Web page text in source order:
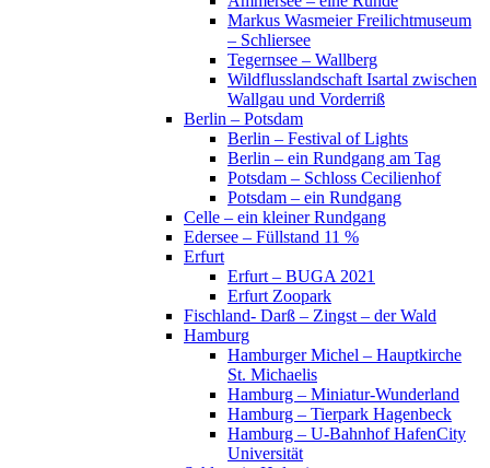
Markus Wasmeier Freilichtmuseum
– Schliersee
Tegernsee – Wallberg
Wildflusslandschaft Isartal zwischen
Wallgau und Vorderriß
Berlin – Potsdam
Berlin – Festival of Lights
Berlin – ein Rundgang am Tag
Potsdam – Schloss Cecilienhof
Potsdam – ein Rundgang
Celle – ein kleiner Rundgang
Edersee – Füllstand 11 %
Erfurt
Erfurt – BUGA 2021
Erfurt Zoopark
Fischland- Darß – Zingst – der Wald
Hamburg
Hamburger Michel – Hauptkirche
St. Michaelis
Hamburg – Miniatur-Wunderland
Hamburg – Tierpark Hagenbeck
Hamburg – U-Bahnhof HafenCity
Universität